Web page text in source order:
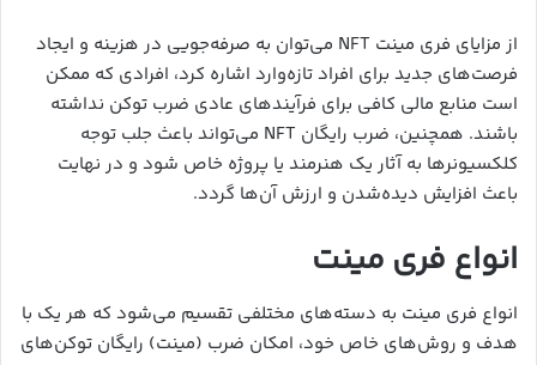
از مزایای فری مینت NFT می‌توان به صرفه‌جویی در هزینه و ایجاد
فرصت‌های جدید برای افراد تازه‌وارد اشاره کرد، افرادی که ممکن
است منابع مالی کافی برای فرآیندهای عادی ضرب توکن نداشته
باشند. همچنین، ضرب رایگان NFT می‌تواند باعث جلب توجه
کلکسیونرها به آثار یک هنرمند یا پروژه خاص شود و در نهایت
باعث افزایش دیده‌شدن و ارزش آن‌ها گردد.
انواع فری مینت
انواع فری مینت به دسته‌های مختلفی تقسیم می‌شود که هر یک با
هدف و روش‌های خاص خود، امکان ضرب (مینت) رایگان توکن‌های